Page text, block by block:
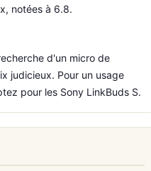
notées à 6.8.
d'un micro de
judicieux. Pour un usage
pour les Sony LinkBuds S.